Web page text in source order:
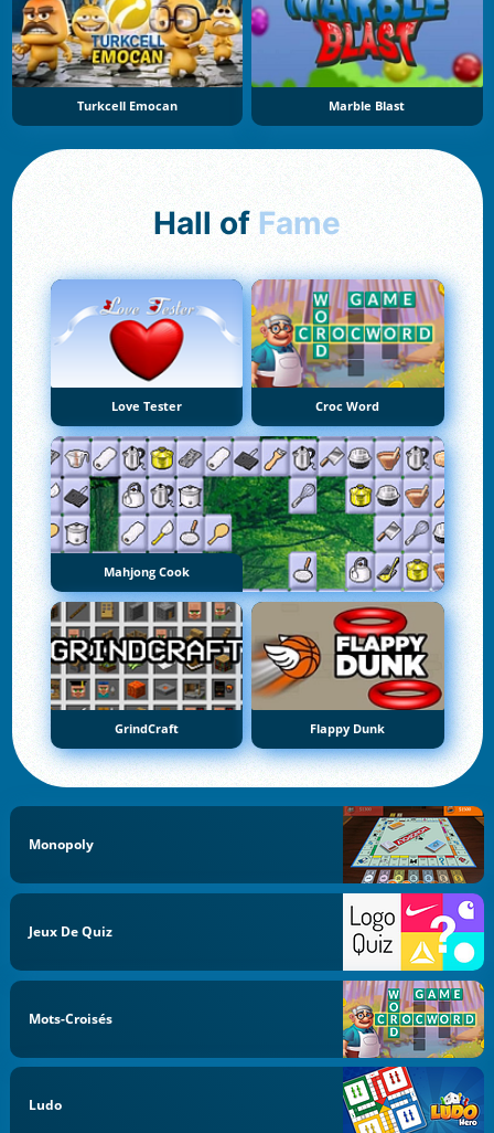
Turkcell Emocan Marble Blast
Hall of Fame
Love Tester Croc Word
Mahjong Cook
GrindCraft Flappy Dunk
Monopoly
Jeux De Quiz
Mots-Croisés
Ludo